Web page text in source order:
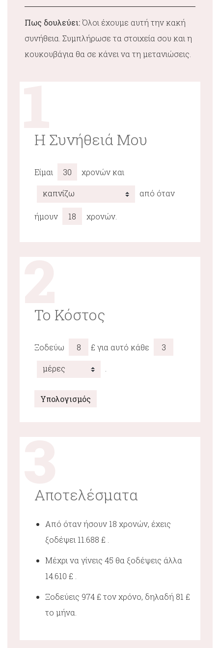
Πως δουλεύει:Όλοι έχουμε αυτή την κακή
συνήθεια. Συμπλήρωσε τα στοιχεία σου και η
κουκουβάγια θα σε κάνει να τη μετανιώσεις.
Η Συνήθειά Μου
Είμαι χρονών και
από όταν
ήμουν χρονών.
Το Κόστος
Ξοδεύω £ για αυτό κάθε
Υπολογισμός
Αποτελέσματα
Από όταν ήσουν 18 χρονών, έχεις
ξοδέψει 11.688 £ .
Μέχρι να γίνεις 45 θα ξοδέψεις άλλα
14.610 £ .
Ξοδεύεις 974 £ τον χρόνο, δηλαδή 81 £
το μήνα.